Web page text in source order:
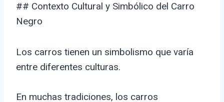
## Contexto Cultural y Simbólico del Carro
Negro
Los carros tienen un simbolismo que varía
entre diferentes culturas.
En muchas tradiciones, los carros